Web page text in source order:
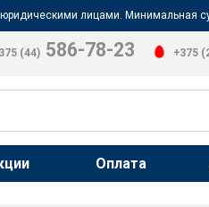
юридическими лицами. Минимальная
(44) 586-78-23 +375
Оплата